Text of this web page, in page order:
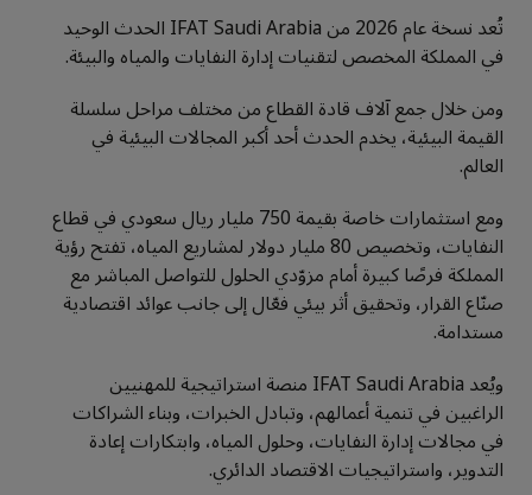
تُعد نسخة عام 2026 من IFAT Saudi Arabia الحدث الوحيد
في المملكة المخصص لتقنيات إدارة النفايات والمياه والبيئة.
ومن خلال جمع آلاف قادة القطاع من مختلف مراحل سلسلة
القيمة البيئية، يخدم الحدث أحد أكبر المجالات البيئية في
العالم.
ومع استثمارات خاصة بقيمة 750 مليار ريال سعودي في قطاع
النفايات، وتخصيص 80 مليار دولار لمشاريع المياه، تفتح رؤية
المملكة فرصًا كبيرة أمام مزوّدي الحلول للتواصل المباشر مع
صنّاع القرار، وتحقيق أثر بيئي فعّال إلى جانب عوائد اقتصادية
مستدامة.
ويُعد IFAT Saudi Arabia منصة استراتيجية للمهنيين
الراغبين في تنمية أعمالهم، وتبادل الخبرات، وبناء الشراكات
في مجالات إدارة النفايات، وحلول المياه، وابتكارات إعادة
التدوير، واستراتيجيات الاقتصاد الدائري.